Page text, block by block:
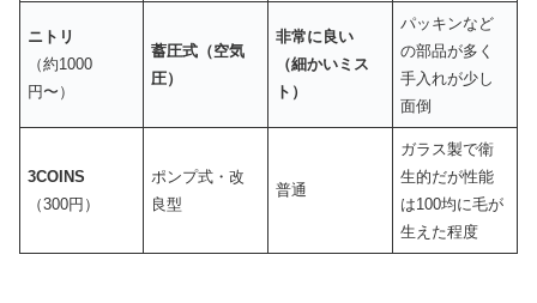
ニトリ
（約1000
円〜）
蓄圧式（空気
圧）
非常に良い
（細かいミス
ト）
パッキンなど
の部品が多く
手入れが少し
面倒
3COINS
（300円）
ポンプ式・改
良型
普通
ガラス製で衛
生的だが性能
は100均に毛が
生えた程度